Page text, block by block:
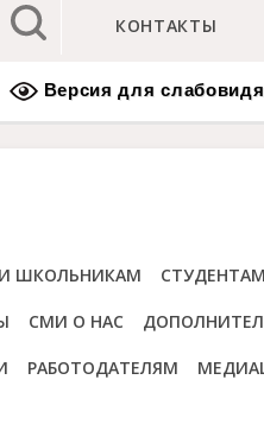
КОНТАКТЫ
Версия для
ШКОЛЬНИКАМ СТУДЕНТАМ
СМИ О НАС
РАБОТОДАТЕЛЯМ